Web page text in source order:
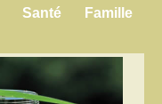
Santé
Famille